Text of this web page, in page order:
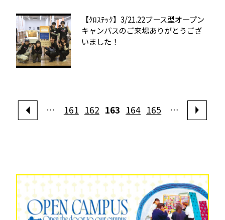
【ｸﾛｽﾃｯｸ】3/21.22ブース型オープン
キャンパスのご来場ありがとうござ
いました！
… 161 162 163 164 165 …